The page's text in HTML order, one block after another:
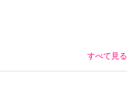
すべて見る